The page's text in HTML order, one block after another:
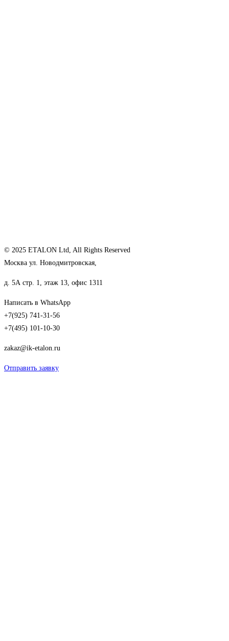
© 2025 ETALON Ltd, All Rights Reserved
Москва ул. Новодмитровская,
д. 5А стр. 1, этаж 13, офис 1311
Написать в WhatsApp
+7(925) 741-31-56
+7(495) 101-10-30
zakaz@ik-etalon.ru
Отправить заявку